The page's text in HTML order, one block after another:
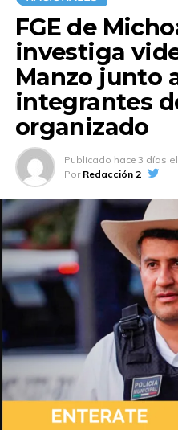
FGE de
investiga
Manzo junto
integrantes
organizado
Publicado hace 3 días el
Por Redacción 2